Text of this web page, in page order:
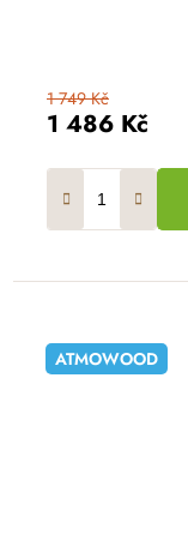
1 486 Kč
1 749 Kč
ATMOWOOD